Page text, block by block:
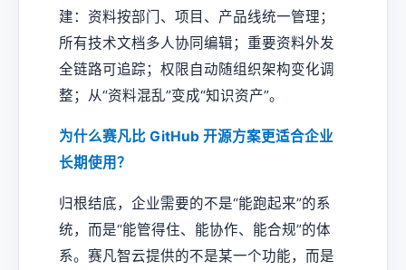
建：资料按部门、项目、产品线统一管理；
所有技术文档多人协同编辑；重要资料外发
全链路可追踪；权限自动随组织架构变化调
整；从“资料混乱”变成“知识资产”。
为什么赛凡比 GitHub 开源方案更适合企业
长期使用？
归根结底，企业需要的不是“能跑起来”的系
统，而是“能管得住、能协作、能合规”的体
系。赛凡智云提供的不是某一个功能，而是